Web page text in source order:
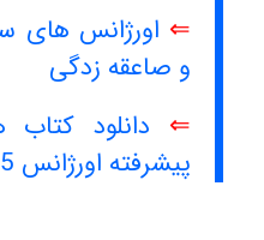
⇐ اورژانس های
و صاعقه زدگی
⇐ دانلود
پیشرفته اورژانس 115